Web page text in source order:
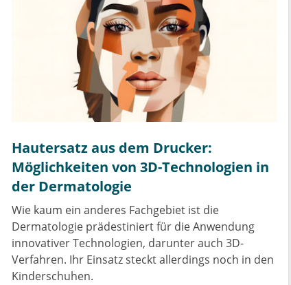
Hautersatz aus dem Drucker:
Möglichkeiten von 3D-Technologien in
der Dermatologie
Wie kaum ein anderes Fachgebiet ist die
Dermatologie prädestiniert für die Anwendung
innovativer Technologien, darunter auch 3D-
Verfahren. Ihr Einsatz steckt allerdings noch in den
Kinderschuhen.